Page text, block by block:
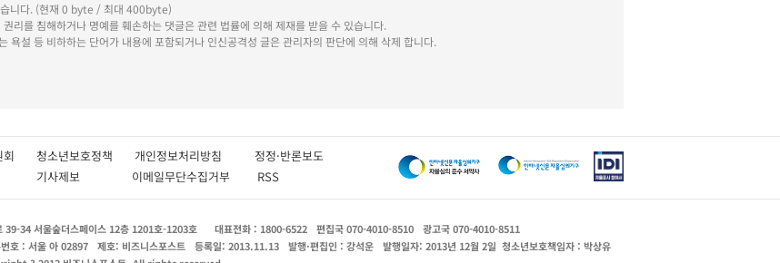
습니다. (현재 0 byte / 최대 400byte)
리를 침해하거나 명예를 훼손하는 댓글은 관련 법률에 의해 제재를 받을 수 있습니다.
욕설 등 비하하는 단어가 내용에 포함되거나 인신공격성 글은 관리자의 판단에 의해 삭제 합니다.
회 청소년보호정책 개인정보처리방침 정정·반론보도
기사제보 이메일무단수집거부 RSS
39-34 서울숲더스페이스 12층 1201호-1203호 대표전화 : 1800-6522 편집국 070-4010-8510
광고국 070-4010-8511
호 : 서울 아 02897 제호: 비즈니스포스트 등록일: 2013.11.13 발행·편집인 : 강석운 발행일자: 2013년 12월 2일 청소년보호책임자 : 박상유